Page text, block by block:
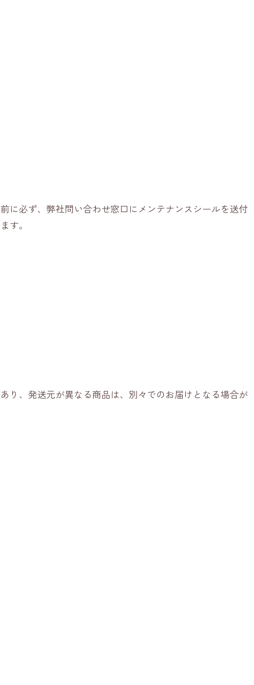
に必ず、弊社問い合わせ窓口にメンテナンスシールを送付
す。
り、発送元が異なる商品は、別々でのお届けとなる場合が